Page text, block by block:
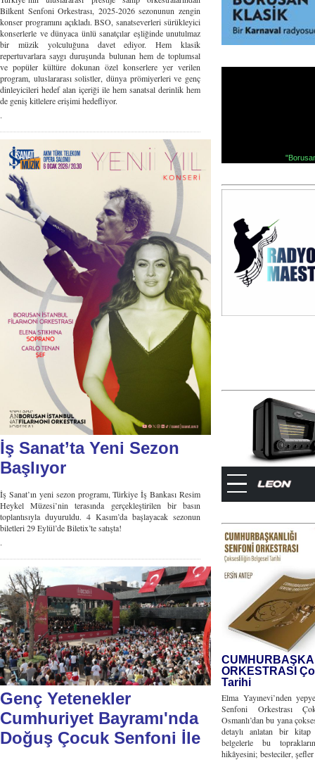
Bilkent Senfoni Orkestrası, 2025-2026 sezonunun zengin
konser programını açıkladı. BSO, sanatseverleri sürükleyici
konserlerle ve dünyaca ünlü sanatçılar eşliğinde unutulmaz
bir müzik yolculuğuna davet ediyor. Hem klasik
repertuvarlara saygı duruşunda bulunan hem de toplumsal
ve popüler kültüre dokunan özel konserlere yer verilen
program, uluslararası solistler, dünya prömiyerleri ve genç
dinleyicileri hedef alan içeriği ile hem sanatsal derinlik hem
de geniş kitlelere erişimi hedefliyor.
İş Sanat’ta Yeni Sezon
Başlıyor
İş Sanat’ın yeni sezon programı, Türkiye İş Bankası Resim
Heykel Müzesi’nin terasında gerçekleştirilen bir basın
toplantısıyla duyuruldu. 4 Kasım’da başlayacak sezonun
biletleri 29 Eylül’de Biletix’te satışta!
Genç Yetenekler
Cumhuriyet Bayramı'nda
Doğuş Çocuk Senfoni İle
ORKESTRASI
Tarihi
Elma Yayınevi’nden
Senfoni Orkestrası
Osmanlı’dan bu yana
detaylı anlatan bir kitap
belgelerle bu
hikâyesini; besteciler,